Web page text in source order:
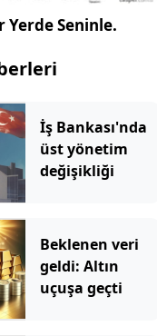
Seninle.
İş Bankası'nda
üst yönetim
değişikliği
Beklenen veri
geldi: Altın
uçuşa geçti